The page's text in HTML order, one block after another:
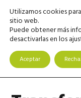
Saltar
navegación
principal
Saltar
contenido
principal
Saltar
barra
lateral
principal
Utilizamos cookies
sitio web.
Puede obtener más
desactivarlas en los
Aceptar